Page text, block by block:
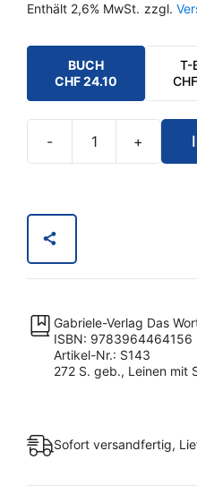
Enthält 2,6% MwSt. zzgl.
BUCH
CHF24.10
T-
CHF
-
Band
+
Gabriele-Verlag Das
ISBN: 9783964464156
Artikel-Nr.: S143
272 S. geb., Leinen mit
Sofort versandfertig,